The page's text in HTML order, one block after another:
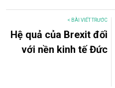
< BÀI VIẾT TRƯỚC
Hệ quả của Brexit đối
với nền kinh tế Đức